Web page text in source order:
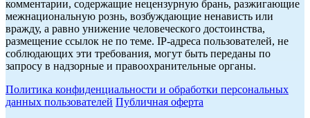
комментарии, содержащие нецензурную брань, разжигающие
межнациональную рознь, возбуждающие ненависть или
вражду, а равно унижение человеческого достоинства,
размещение ссылок не по теме. IP-адреса пользователей, не
соблюдающих эти требования, могут быть переданы по
запросу в надзорные и правоохранительные органы.
Политика конфиденциальности и обработки персональных
данных пользователей Публичная оферта